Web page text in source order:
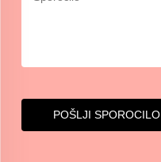
POŠLJI SPOROCILO